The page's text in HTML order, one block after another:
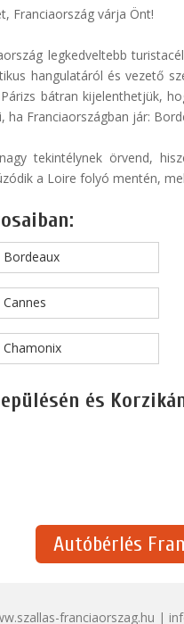
Franciaország várja Önt!
legkedveltebb
hangulatáról és vezető
bátran kijelenthetjük,
Franciaországban jár:
tekintélynek örvend,
a Loire folyó mentén,
Bordeaux
Cannes
Chamonix
és
Autóbérlés
franciaorszag.hu |